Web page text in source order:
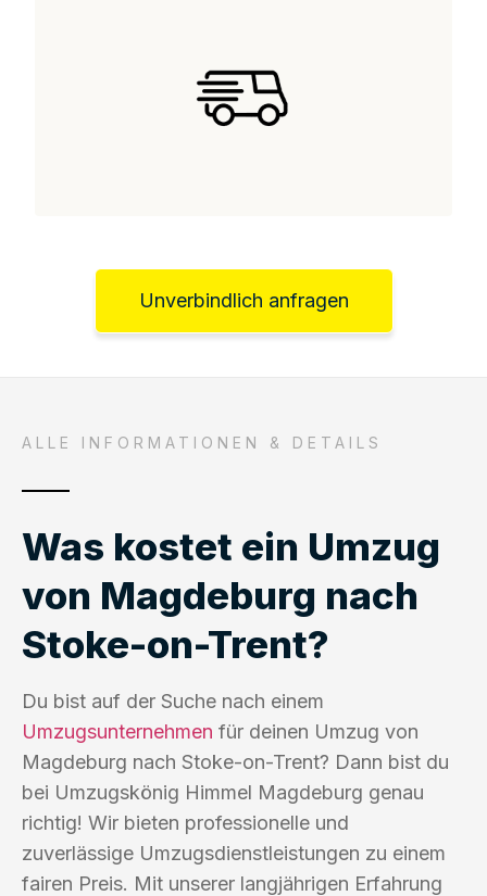
Unverbindlich anfragen
ALLE INFORMATIONEN & DETAILS
Was kostet ein Umzug
von Magdeburg nach
Stoke-on-Trent?
Du bist auf der Suche nach einem
Umzugsunternehmen für deinen Umzug von
Magdeburg nach Stoke-on-Trent? Dann bist du
bei Umzugskönig Himmel Magdeburg genau
richtig! Wir bieten professionelle und
zuverlässige Umzugsdienstleistungen zu einem
fairen Preis. Mit unserer langjährigen Erfahrung